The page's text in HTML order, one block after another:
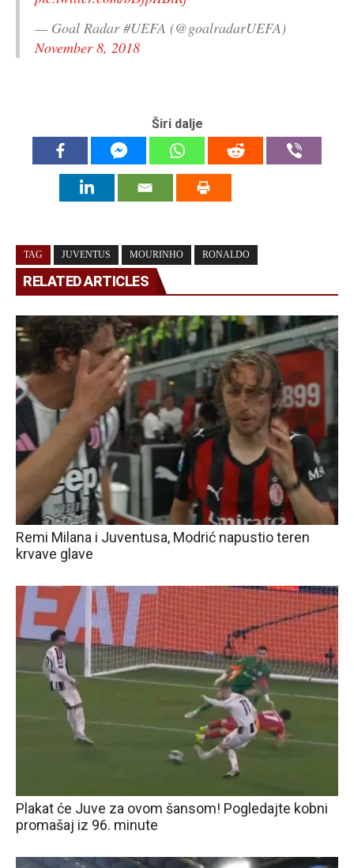
— Goal Radar #UEFA (@goalradarUEFA)
November 8, 2018
Širi dalje
TAG JUVENTUS MOURINHO RONALDO
RELATED ARTICLES
Remi Milana i Juventusa, Modrić napustio teren
krvave glave
Plakat će Juve za ovom šansom! Pogledajte kobni
promašaj iz 96. minute